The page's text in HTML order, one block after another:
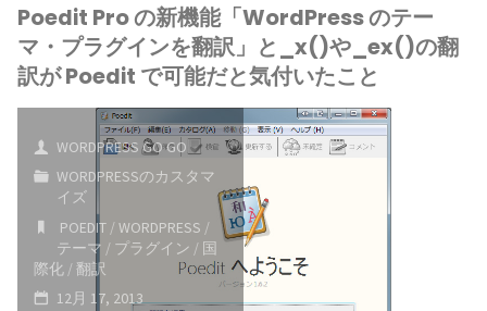
プ
ラ
グ
イ
デ
ィ
Poedit Pro の新機能「WordPress のテー
マ・プラグインを翻訳」と_x()や_ex()の翻
訳が Poedit で可能だと気付いたこと
WORDPRESS GO GO
WORDPRESSのカスタマ
イズ
POEDIT/ WORDPRESS /
テーマ / プラグイン / 国
際化 /翻訳
12月 17, 2013